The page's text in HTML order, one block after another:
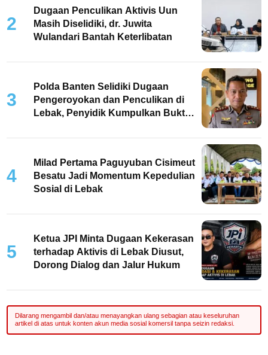
2
Dugaan Penculikan Aktivis Uun
Masih Diselidiki, dr. Juwita
Wulandari Bantah Keterlibatan
3
Polda Banten Selidiki Dugaan
Pengeroyokan dan Penculikan di
Lebak, Penyidik Kumpulkan Bukti
4
Milad Pertama Paguyuban Cisimeut
Besatu Jadi Momentum Kepedulian
Sosial di Lebak
5
Ketua JPI Minta Dugaan Kekerasan
terhadap Aktivis di Lebak Diusut,
Dorong Dialog dan Jalur Hukum